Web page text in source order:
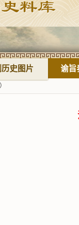
史图片 谕旨